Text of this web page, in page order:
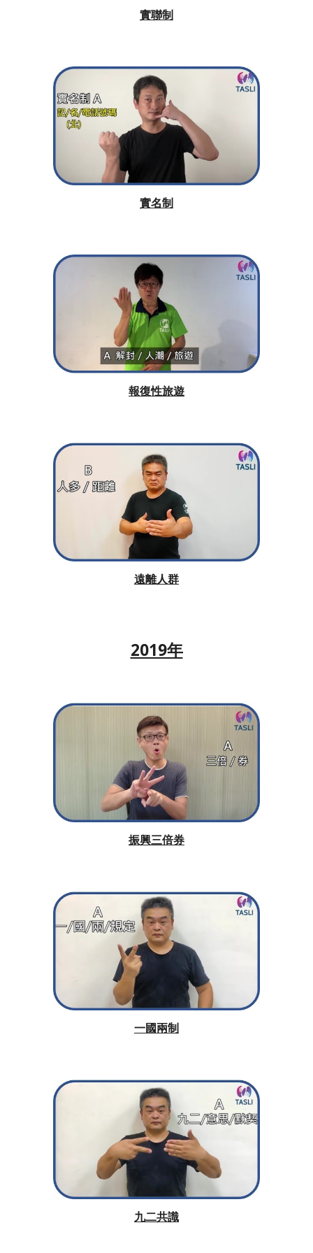
實聯制
實名制
報復性旅遊
遠離人群
2019年
振興三倍券
一國兩制
九二共識